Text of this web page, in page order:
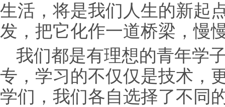
生活，将是我们人生的新起
发，把它化作一道桥梁，慢
我们都是有理想的青年学
专，学习的不仅仅是技术，
学们，我们各自选择了不同